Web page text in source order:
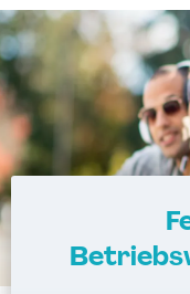
International
(DE/EN)
International
Journalismus